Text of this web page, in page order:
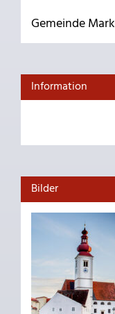
Gemeinde
Information
Bilder